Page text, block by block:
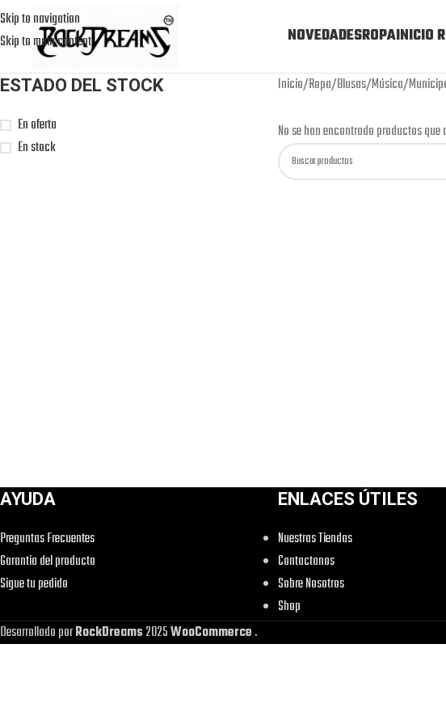
Skip to navigation
Skip to main content
NOVEDADESROPAINICIO
ESTADO DEL STOCK
En oferta
En stock
Inicio Ropa Blusas Música
No se han encontrado productos
AYUDA
Preguntas Frecuentes
Garantia del producto
Sigue tu pedido
ENLACES ÚTILES
Nuestras Tiendas
Contactanos
Sobre Nosotros
Shop
Desarrollado porRockDreams2025WooCommerce.